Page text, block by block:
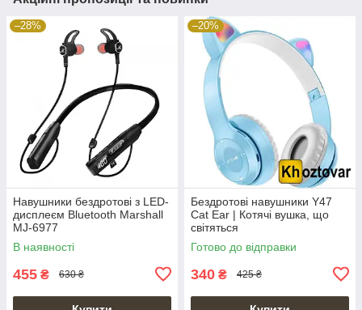
–28%
Навушники бездротові з LED-
дисплеєм Bluetooth Marshall
MJ-6977
В наявності
455 ₴ 630 ₴
–20%
Бездротові навушники Y47
Cat Ear | Котячі вушка, що
світяться
Готово до відправки
340 ₴ 425 ₴